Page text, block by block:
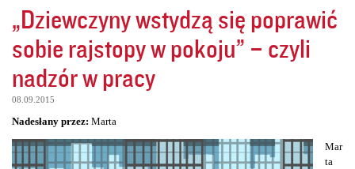
„Dziewczyny wstydzą się poprawić
sobie rajstopy w pokoju” – czyli
nadzór w pracy
08.09.2015
Nadesłany przez: Marta
Mar
ta